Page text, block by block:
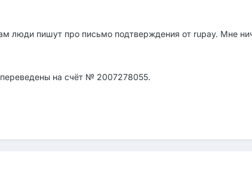
люди пишут про письмо подтверждения от rupay. Мне
на счёт № 2007278055.